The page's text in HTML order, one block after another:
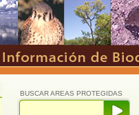
BUSCAR AREAS PROTEGIDAS